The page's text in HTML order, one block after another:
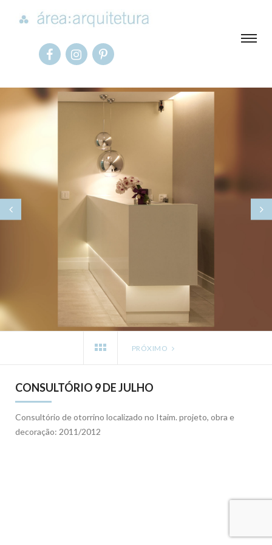
PRÓXIMO
CONSULTÓRIO 9 DE JULHO
Consultório de otorrino localizado no Itaim. projeto, obra e
decoração: 2011/2012